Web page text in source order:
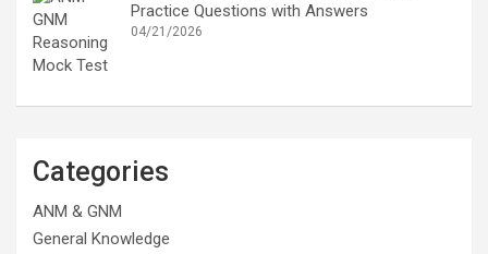
Practice Questions with Answers
04/21/2026
Categories
ANM & GNM
General Knowledge